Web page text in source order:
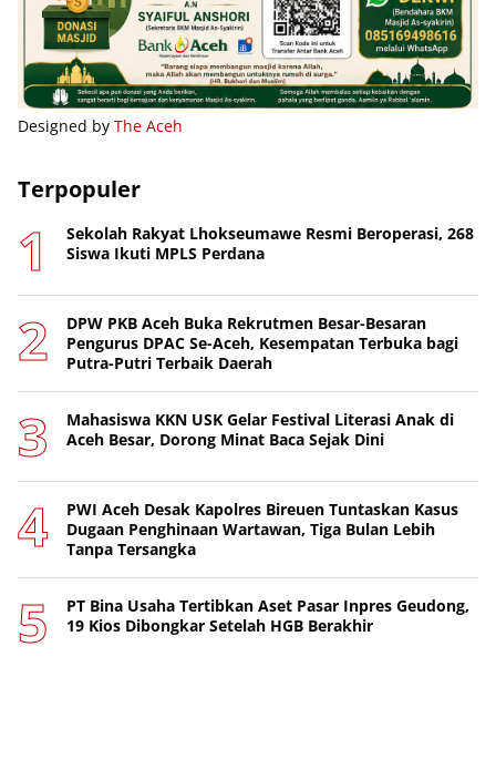
Designed by The Aceh
Terpopuler
Sekolah Rakyat Lhokseumawe Resmi Beroperasi, 268
Siswa Ikuti MPLS Perdana
DPW PKB Aceh Buka Rekrutmen Besar-Besaran
Pengurus DPAC Se-Aceh, Kesempatan Terbuka bagi
Putra-Putri Terbaik Daerah
Mahasiswa KKN USK Gelar Festival Literasi Anak di
Aceh Besar, Dorong Minat Baca Sejak Dini
PWI Aceh Desak Kapolres Bireuen Tuntaskan Kasus
Dugaan Penghinaan Wartawan, Tiga Bulan Lebih
Tanpa Tersangka
PT Bina Usaha Tertibkan Aset Pasar Inpres Geudong,
19 Kios Dibongkar Setelah HGB Berakhir